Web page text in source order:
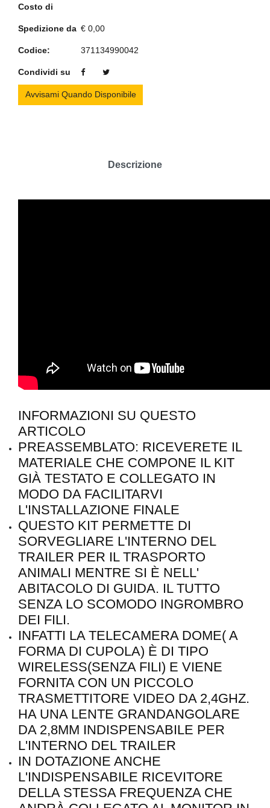
Costo di
Spedizione da € 0,00
Codice: 371134990042
Condividi su
Avvisami Quando Disponibile
Descrizione
INFORMAZIONI SU QUESTO
ARTICOLO
PREASSEMBLATO: RICEVERETE IL
MATERIALE CHE COMPONE IL KIT
GIÀ TESTATO E COLLEGATO IN
MODO DA FACILITARVI
L'INSTALLAZIONE FINALE
QUESTO KIT PERMETTE DI
SORVEGLIARE L'INTERNO DEL
TRAILER PER IL TRASPORTO
ANIMALI MENTRE SI È NELL'
ABITACOLO DI GUIDA. IL TUTTO
SENZA LO SCOMODO INGROMBRO
DEI FILI.
INFATTI LA TELECAMERA DOME( A
FORMA DI CUPOLA) È DI TIPO
WIRELESS(SENZA FILI) E VIENE
FORNITA CON UN PICCOLO
TRASMETTITORE VIDEO DA 2,4GHZ.
HA UNA LENTE GRANDANGOLARE
DA 2,8MM INDISPENSABILE PER
L'INTERNO DEL TRAILER
IN DOTAZIONE ANCHE
L'INDISPENSABILE RICEVITORE
DELLA STESSA FREQUENZA CHE